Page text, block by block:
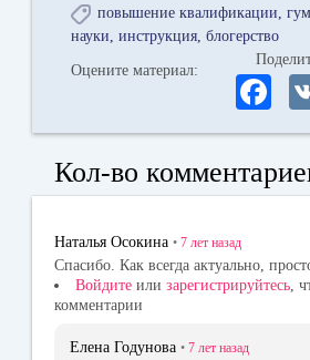
повышение квалификации
науки
инструкция блогерство
Оцените материал:
Fa
ce
bo
ok
Кол-во
Наталья Осокина • 7 лет назад
Спасибо. Как всегда актуально,
Войдите или зарегистрируйтесь ,
комментарии
Елена Годунова • 7 лет назад